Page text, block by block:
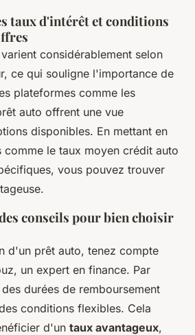
taux d'intérêt et conditions
varient considérablement selon
ce qui souligne l'importance de
plateformes comme les
auto offrent une vue
disponibles. En mettant en
comme le taux moyen crédit auto
vous pouvez trouver
conseils pour bien choisir
d'un prêt auto, tenez compte
un expert en finance. Par
durées de remboursement
conditions flexibles. Cela
d'un taux avantageux,